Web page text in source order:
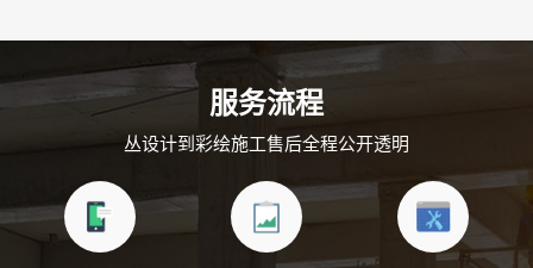
服务流程
丛设计到彩绘施工售后全程公开透明